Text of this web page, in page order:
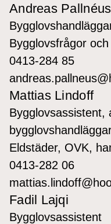
Andreas Pallnéus
Bygglovsfrågor
0413-284 85
Mattias Lindoff
Bygglovsassistent,
Eldstäder, OVK,
0413-282 06
Fadil Lajqi
Bygglovsassistent